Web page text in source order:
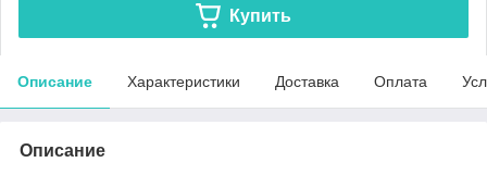
Купить
Описание Характеристики Доставка Оплата
Описание